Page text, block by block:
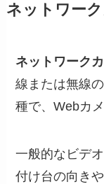
ネットワー
ネットワーク
線または無線
種で、Webカ
一般的なビデ
付け台の向き